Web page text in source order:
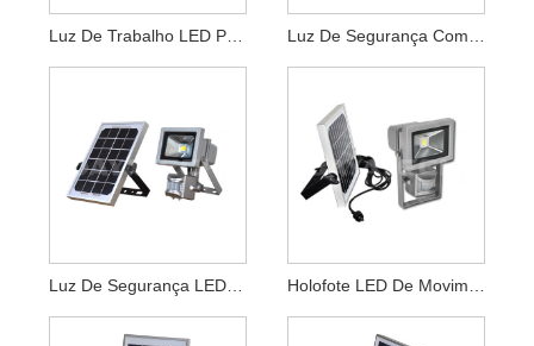
Luz De Trabalho LED Para Carregador De Painel Solar 10w
Luz De Segurança LED Solar 10W PIR Motion